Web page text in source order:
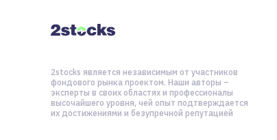
2stocks является независимым от участников
фондового рынка проектом. Наши авторы –
эксперты в своих областях и профессионалы
высочайшего уровня, чей опыт подтверждается
их достижениями и безупречной репутацией